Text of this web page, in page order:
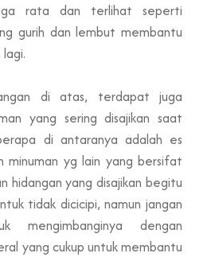
rata dan terlihat seperti
gurih dan lembut membantu
di atas, terdapat juga
yang sering disajikan saat
di antaranya adalah es
minuman yg lain yang bersifat
hidangan yang disajikan begitu
tidak dicicipi, namun jangan
mengimbanginya dengan
yang cukup untuk membantu